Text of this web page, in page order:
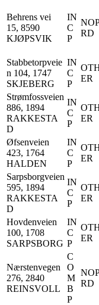
Behrens vei
15, 8590
KJØPSVIK
IN
C
P
RD
Stabbetorpveie
n 104, 1747
SKJEBERG
IN
C
P
ER
Strømfossveien
886, 1894
RAKKESTA
D
IN
C
P
ER
Øfsenveien
423, 1764
HALDEN
IN
C
P
ER
Sarpsborgveien
595, 1894
RAKKESTA
D
IN
C
P
ER
Hovdenveien
100, 1708
SARPSBORG
IN
C
P
ER
Nærstenvegen
276, 2840
REINSVOLL
C
O
M
B
P
RD